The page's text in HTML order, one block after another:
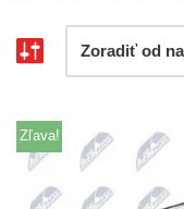
Zľava!